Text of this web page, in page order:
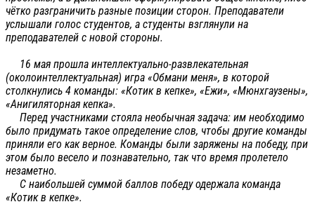
чётко разграничить разные позиции сторон. Преподаватели
услышали голос студентов, а студенты взглянули на
преподавателей с новой стороны.
16 мая прошла интеллектуально-развлекательная
(околоинтеллектуальная) игра «Обмани меня», в которой
столкнулись 4 команды: «Котик в кепке», «Ежи», «Мюнхгаузены»,
«Анигиляторная кепка».
Перед участниками стояла необычная задача: им необходимо
было придумать такое определение слов, чтобы другие команды
приняли его как верное. Команды были заряжены на победу, при
этом было весело и познавательно, так что время пролетело
незаметно.
С наибольшей суммой баллов победу одержала команда
«Котик в кепке».